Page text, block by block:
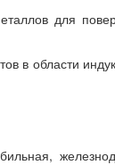
для
в области